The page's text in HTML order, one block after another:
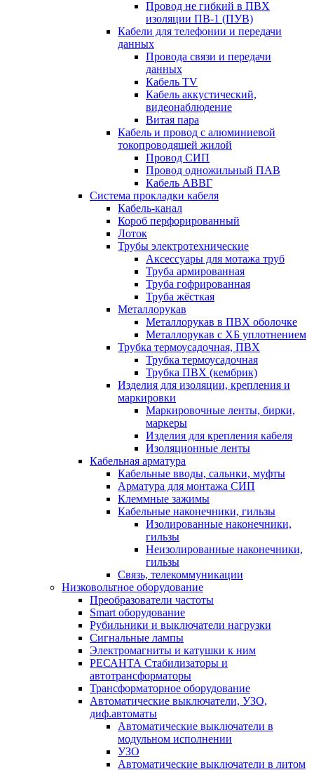
Провод не гибкий в ПВХ
изоляции ПВ-1 (ПУВ)
Кабели для телефонии и передачи
данных
Провода связи и передачи
данных
Кабель TV
Кабель аккустический,
видеонаблюдение
Витая пара
Кабель и провод с алюминиевой
токопроводящей жилой
Провод СИП
Провод одножильный ПАВ
Кабель АВВГ
Система прокладки кабеля
Кабель-канал
Короб перфорированный
Лоток
Трубы электротехнические
Аксессуары для мотажа труб
Труба армированная
Труба гофрированная
Труба жёсткая
Металлорукав
Металлорукав в ПВХ оболочке
Металлорукав с ХБ уплотнением
Трубка термоусадочная, ПВХ
Трубка термоусадочная
Трубка ПВХ (кембрик)
Изделия для изоляции, крепления и
маркировки
Маркировочные ленты, бирки,
маркеры
Изделия для крепления кабеля
Изоляционные ленты
Кабельная арматура
Кабельные вводы, сальнки, муфты
Арматура для монтажа СИП
Клеммные зажимы
Кабельные наконечники, гильзы
Изолированные наконечники,
гильзы
Неизолированные наконечники,
гильзы
Связь, телекоммуникации
Низковольтное оборудование
Преобразователи частоты
Smart оборудование
Рубильники и выключатели нагрузки
Сигнальные лампы
Электромагниты и катушки к ним
РЕСАНТА Стабилизаторы и
автотрансформаторы
Трансформаторное оборудование
Автоматические выключатели, УЗО,
диф.автоматы
Автоматические выключатели в
модульном исполнении
УЗО
Автоматические выключатели в литом